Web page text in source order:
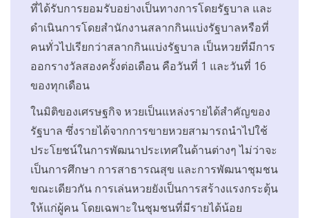
ที่ได้รับการยอมรับอย่างเป็นทางการโดยรัฐบาล และ
ดำเนินการโดยสำนักงานสลากกินแบ่งรัฐบาลหรือที่
คนทั่วไปเรียกว่าสลากกินแบ่งรัฐบาล เป็นหวยที่มีการ
ออกรางวัลสองครั้งต่อเดือน คือวันที่ 1 และวันที่ 16
ของทุกเดือน
ในมิติของเศรษฐกิจ หวยเป็นแหล่งรายได้สำคัญของ
รัฐบาล ซึ่งรายได้จากการขายหวยสามารถนำไปใช้
ประโยชน์ในการพัฒนาประเทศในด้านต่างๆ ไม่ว่าจะ
เป็นการศึกษา การสาธารณสุข และการพัฒนาชุมชน
ขณะเดียวกัน การเล่นหวยยังเป็นการสร้างแรงกระตุ้น
ให้แก่ผู้คน โดยเฉพาะในชุมชนที่มีรายได้น้อย